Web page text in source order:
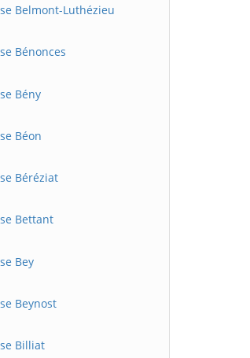
Belmont-Luthézieu
Bénonces
Bény
Béon
Béréziat
Bettant
Bey
Beynost
Billiat